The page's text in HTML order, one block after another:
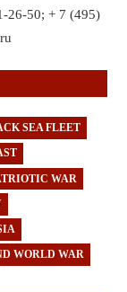
26-50; + 7 (495)
SEA FLEET
WAR
WORLD WAR